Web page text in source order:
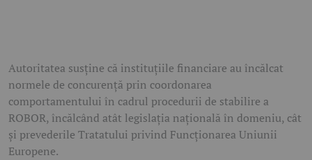
Autoritatea susține că instituțiile financiare au încălcat
normele de concurență prin coordonarea
comportamentului în cadrul procedurii de stabilire a
ROBOR, încălcând atât legislația națională în domeniu, cât
și prevederile Tratatului privind Funcționarea Uniunii
Europene.